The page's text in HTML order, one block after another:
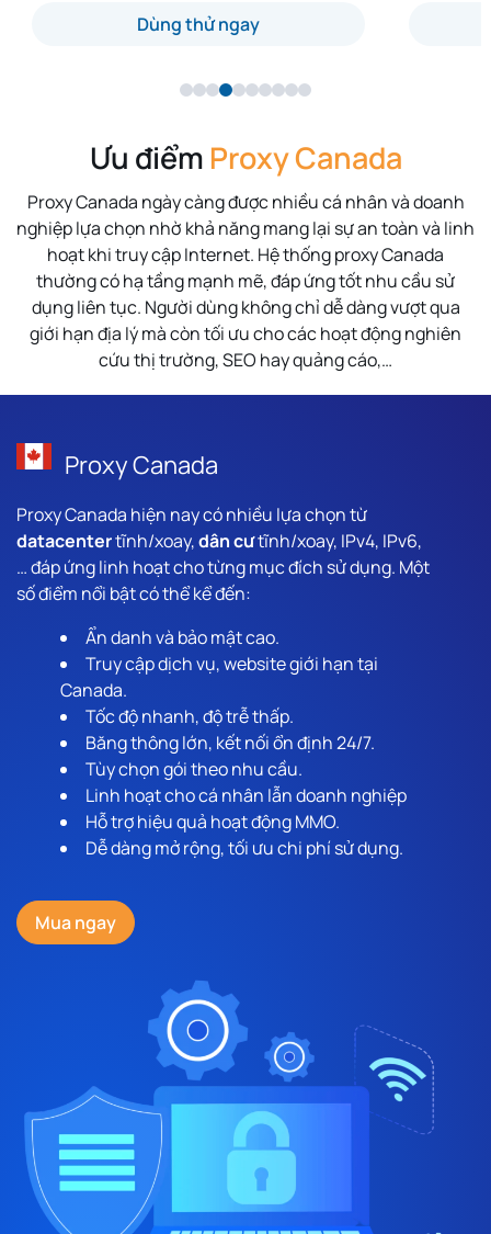
Dùng thử ngay
Ưu điểm Proxy Canada
Proxy Canada ngày càng được nhiều cá nhân và doanh
nghiệp lựa chọn nhờ khả năng mang lại sự an toàn và linh
hoạt khi truy cập Internet. Hệ thống proxy Canada
thường có hạ tầng mạnh mẽ, đáp ứng tốt nhu cầu sử
dụng liên tục. Người dùng không chỉ dễ dàng vượt qua
giới hạn địa lý mà còn tối ưu cho các hoạt động nghiên
cứu thị trường, SEO hay quảng cáo,…
Proxy Canada
Proxy Canada hiện nay có nhiều lựa chọn từ
datacentertĩnh/xoay,dân cưtĩnh/xoay, IPv4, IPv6,
… đáp ứng linh hoạt cho từng mục đích sử dụng. Một
số điểm nổi bật có thể kể đến:
Ẩn danh và bảo mật cao.
Truy cập dịch vụ, website giới hạn tại
Canada.
Tốc độ nhanh, độ trễ thấp.
Băng thông lớn, kết nối ổn định 24/7.
Tùy chọn gói theo nhu cầu.
Linh hoạt cho cá nhân lẫn doanh nghiệp
Hỗ trợ hiệu quả hoạt động MMO.
Dễ dàng mở rộng, tối ưu chi phí sử dụng.
Mua ngay